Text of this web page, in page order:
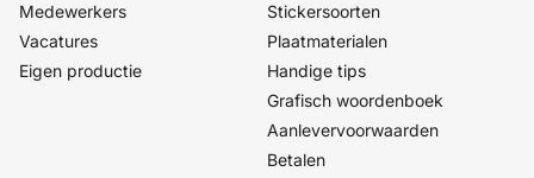
Medewerkers
Vacatures
Eigen productie
Stickersoorten
Plaatmaterialen
Handige tips
Grafisch woordenboek
Aanlevervoorwaarden
Betalen